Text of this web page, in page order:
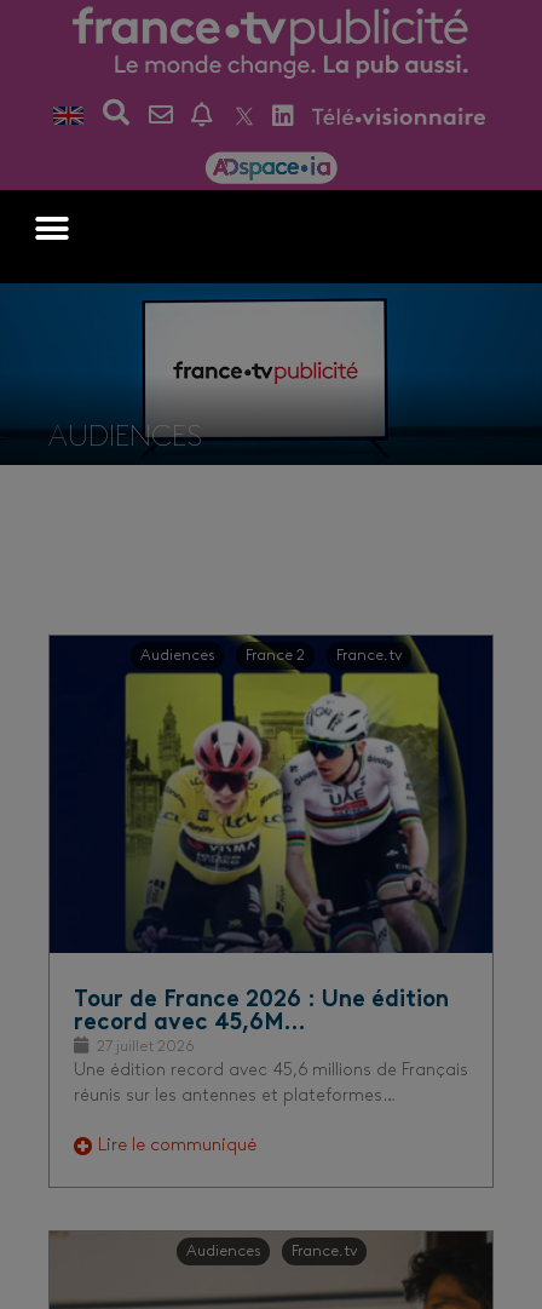
AUDIENCES
Audiences France 2 France.tv
Tour de France 2026 : Une édition
record avec 45,6M…
27 juillet 2026
Une édition record avec 45,6 millions de Français
réunis sur les antennes et plateformes…
Lire le communiqué
Audiences France.tv